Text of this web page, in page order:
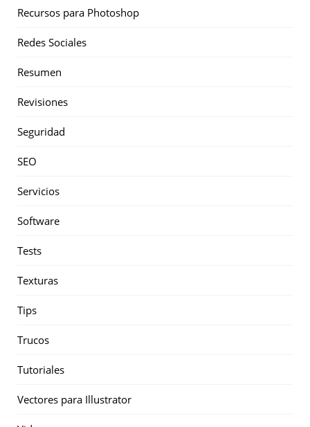
Recursos para Photoshop
Redes Sociales
Resumen
Revisiones
Seguridad
SEO
Servicios
Software
Tests
Texturas
Tips
Trucos
Tutoriales
Vectores para Illustrator